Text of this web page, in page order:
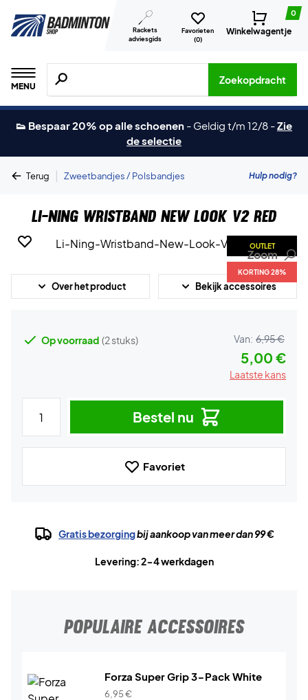
Rackets
adviesgids
Favorieten
(0)
0
Winkelwagentje
MENU
Zoeken naar producten, merken etc.
Zoekopdracht
👟 Bespaar 20% op alle schoenen - Geldig t/m 12/8 -Zie
de selectie
Terug | Zweetbandjes / Polsbandjes Hulp nodig?
Li-Ning Wristband New Look V2 Red
OUTLET
KORTING 28%
Zoom
Over het product Bekijk accessoires
Op voorraad (2 stuks) Van: 6,95 €
5,00 €
Laatste kans
Bestel nu
Favoriet
Gratis bezorgingbij aankoop van meer dan 99 €
Levering: 2-4 werkdagen
POPULAIRE ACCESSOIRES
Forza Super Grip 3-Pack White
6,95€